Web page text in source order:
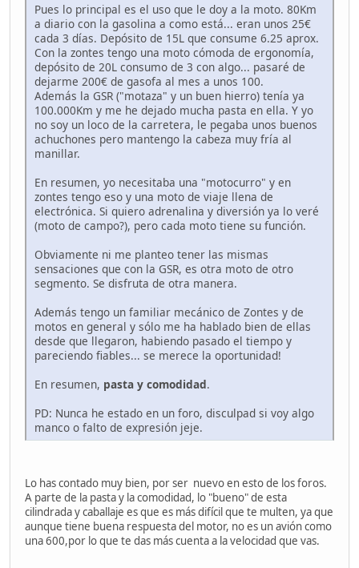
Pues lo principal es el uso que le doy a la moto. 80Km
a diario con la gasolina a como está... eran unos 25€
cada 3 días. Depósito de 15L que consume 6.25 aprox.
Con la zontes tengo una moto cómoda de ergonomía,
depósito de 20L consumo de 3 con algo... pasaré de
dejarme 200€ de gasofa al mes a unos 100.
Además la GSR ("motaza" y un buen hierro) tenía ya
100.000Km y me he dejado mucha pasta en ella. Y yo
no soy un loco de la carretera, le pegaba unos buenos
achuchones pero mantengo la cabeza muy fría al
manillar.
En resumen, yo necesitaba una "motocurro" y en
zontes tengo eso y una moto de viaje llena de
electrónica. Si quiero adrenalina y diversión ya lo veré
(moto de campo?), pero cada moto tiene su función.
Obviamente ni me planteo tener las mismas
sensaciones que con la GSR, es otra moto de otro
segmento. Se disfruta de otra manera.
Además tengo un familiar mecánico de Zontes y de
motos en general y sólo me ha hablado bien de ellas
desde que llegaron, habiendo pasado el tiempo y
pareciendo fiables... se merece la oportunidad!
En resumen, pasta y comodidad.
PD: Nunca he estado en un foro, disculpad si voy algo
manco o falto de expresión jeje.
Lo has contado muy bien, por ser nuevo en esto de los foros.
A parte de la pasta y la comodidad, lo "bueno" de esta
cilindrada y caballaje es que es más difícil que te multen, ya que
aunque tiene buena respuesta del motor, no es un avión como
una 600,por lo que te das más cuenta a la velocidad que vas.